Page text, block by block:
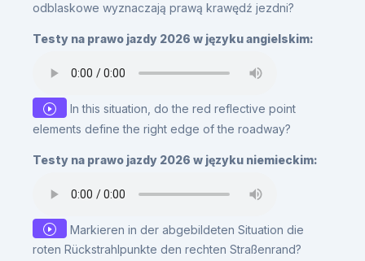
odblaskowe wyznaczają prawą krawędź jezdni?
Testy na prawo jazdy 2026 w języku angielskim:
In this situation, do the red reflective point
elements define the right edge of the roadway?
Testy na prawo jazdy 2026 w języku niemieckim:
Markieren in der abgebildeten Situation die
roten Rückstrahlpunkte den rechten Straßenrand?